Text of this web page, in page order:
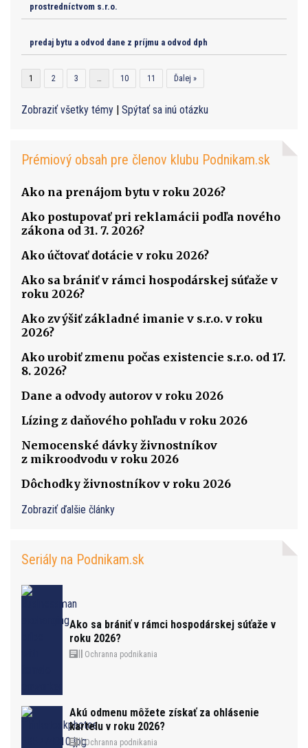
prostredníctvom s.r.o.
predaj bytu a odvod dane z príjmu a odvod dph
1 2 3 … 10 11 Ďalej »
Zobraziť všetky témy | Spýtať sa inú otázku
Prémiový obsah pre členov klubu Podnikam.sk
Ako na prenájom bytu v roku 2026?
Ako postupovať pri reklamácii podľa nového
zákona od 31. 7. 2026?
Ako účtovať dotácie v roku 2026?
Ako sa brániť v rámci hospodárskej súťaže v
roku 2026?
Ako zvýšiť základné imanie v s.r.o. v roku
2026?
Ako urobiť zmenu počas existencie s.r.o. od 17.
8. 2026?
Dane a odvody autorov v roku 2026
Lízing z daňového pohľadu v roku 2026
Nemocenské dávky živnostníkov
z mikroodvodu v roku 2026
Dôchodky živnostníkov v roku 2026
Zobraziť ďalšie články
Seriály na Podnikam.sk
Ako sa brániť v rámci hospodárskej súťaže v
roku 2026?
Ochranna podnikania
Akú odmenu môžete získať za ohlásenie
kartelu v roku 2026?
Ochranna podnikania